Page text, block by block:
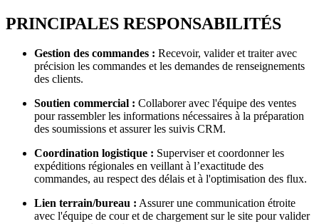
PRINCIPALES RESPONSABILITÉS
Gestion des commandes : Recevoir, valider et traiter avec
précision les commandes et les demandes de renseignements
des clients.
Soutien commercial : Collaborer avec l'équipe des ventes
pour rassembler les informations nécessaires à la préparation
des soumissions et assurer les suivis CRM.
Coordination logistique : Superviser et coordonner les
expéditions régionales en veillant à l’exactitude des
commandes, au respect des délais et à l'optimisation des flux.
Lien terrain/bureau : Assurer une communication étroite
avec l'équipe de cour et de chargement sur le site pour valider